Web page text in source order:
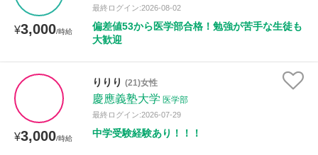
¥3,000/時給
最終ログイン:2026-08-02
偏差値53から医学部合格！勉強が苦手な生徒も
大歓迎
¥3,000/時給
りりり (21)女性
慶應義塾大学 医学部
最終ログイン:2026-07-29
中学受験経験あり！！！